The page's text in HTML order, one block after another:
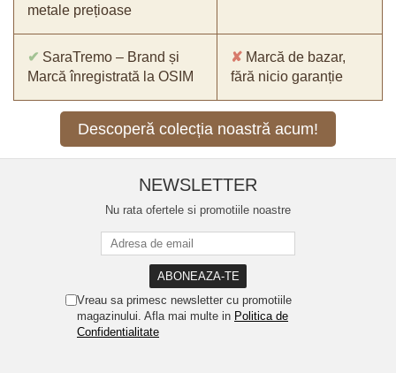
metale prețioase
✔ SaraTremo – Brand și
Marcă înregistrată la OSIM
✘ Marcă de bazar,
fără nicio garanție
Descoperă colecția noastră acum!
NEWSLETTER
Nu rata ofertele si promotiile noastre
Vreau sa primesc newsletter cu promotiile
magazinului. Afla mai multe in Politica de
Confidentialitate